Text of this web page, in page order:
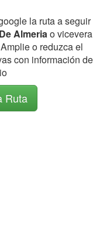
la ruta a seguir
Almeriao vicevera
o reduzca el
con información de
Ruta